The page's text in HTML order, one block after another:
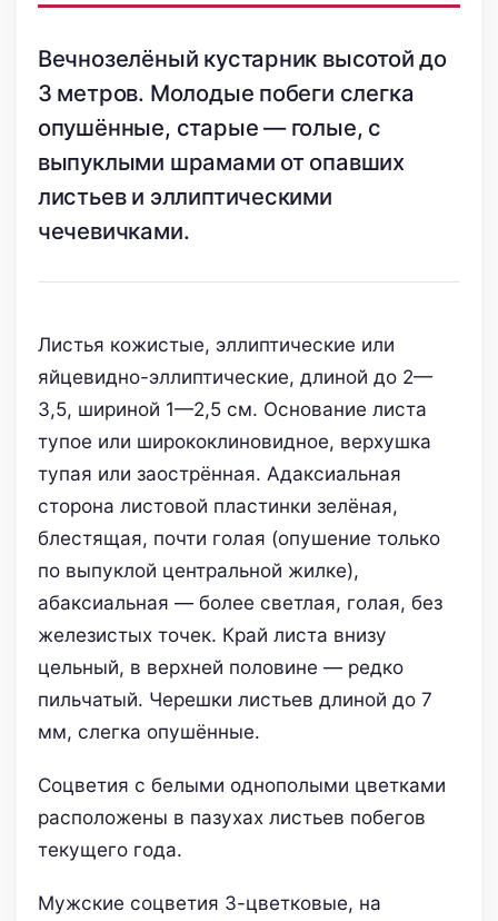
Вечнозелёный кустарник высотой до
3 метров. Молодые побеги слегка
опушённые, старые — голые, с
выпуклыми шрамами от опавших
листьев и эллиптическими
чечевичками.
Листья кожистые, эллиптические или
яйцевидно-эллиптические, длиной до 2—
3,5, шириной 1—2,5 см. Основание листа
тупое или ширококлиновидное, верхушка
тупая или заострённая. Адаксиальная
сторона листовой пластинки зелёная,
блестящая, почти голая (опушение только
по выпуклой центральной жилке),
абаксиальная — более светлая, голая, без
железистых точек. Край листа внизу
цельный, в верхней половине — редко
пильчатый. Черешки листьев длиной до 7
мм, слегка опушённые.
Соцветия с белыми однополыми цветками
расположены в пазухах листьев побегов
текущего года.
Мужские соцветия 3-цветковые, на